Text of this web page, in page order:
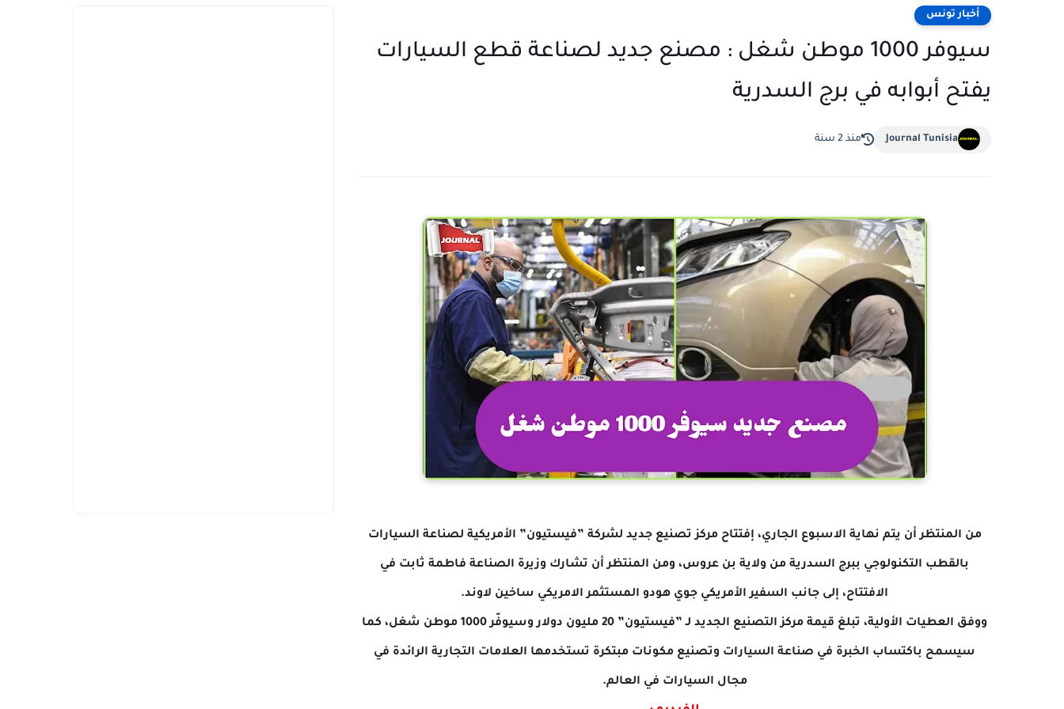
أخبار تونس
سيوفر 1000 موطن شغل : مصنع جديد لصناعة قطع السيارات
يفتح أبوابه في برج السدرية
Journal Tunisia منذ 2 سنة
من المنتظر أن يتم نهاية الاسبوع الجاري، إفتتاح مركز تصنيع جديد لشركة ”فيستيون” الأمريكية لصناعة السيارات
بالقطب التكنولوجي ببرج السدرية من ولاية بن عروس، ومن المنتظر أن تشارك وزيرة الصناعة فاطمة ثابت في
الافتتاح، إلى جانب السفير الأمريكي جوي هودو المستثمر الامريكي ساخين لاوند.
ووفق العطيات الأولية، تبلغ قيمة مركز التصنيع الجديد لـ ”فيستيون” 20 مليون دولار وسيوفّر 1000 موطن شغل، كما
سيسمح باكتساب الخبرة في صناعة السيارات وتصنيع مكونات مبتكرة تستخدمها العلامات التجارية الرائدة في
مجال السيارات في العالم.